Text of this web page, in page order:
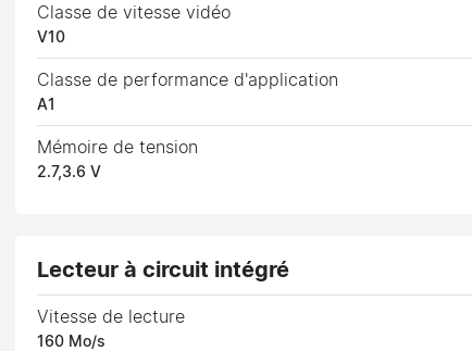
Classe de vitesse vidéo
V10
Classe de performance d'application
A1
Mémoire de tension
2.7,3.6 V
Lecteur à circuit intégré
Vitesse de lecture
160 Mo/s